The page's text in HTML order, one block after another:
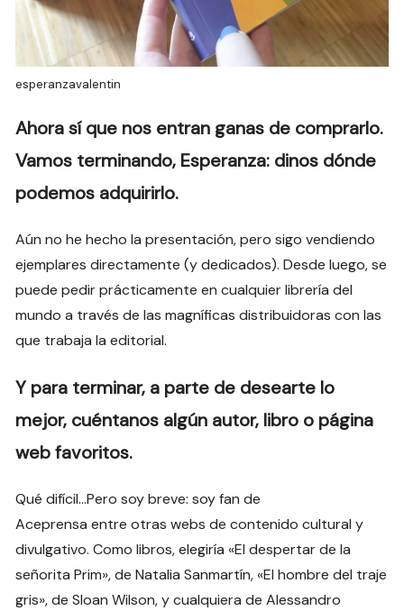
esperanzavalentin
Ahora sí que nos entran ganas de comprarlo.
Vamos terminando, Esperanza: dinos dónde
podemos adquirirlo.
Aún no he hecho la presentación, pero sigo vendiendo
ejemplares directamente (y dedicados). Desde luego, se
puede pedir prácticamente en cualquier librería del
mundo a través de las magníficas distribuidoras con las
que trabaja la editorial.
Y para terminar, a parte de desearte lo
mejor, cuéntanos algún autor, libro o página
web favoritos.
Qué difícil…Pero soy breve: soy fan de
Aceprensa entre otras webs de contenido cultural y
divulgativo. Como libros, elegiría «El despertar de la
señorita Prim», de Natalia Sanmartín, «El hombre del traje
gris», de Sloan Wilson, y cualquiera de Alessandro